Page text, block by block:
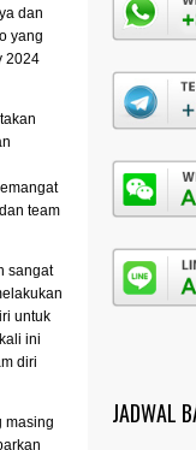
dan
yang
2024
team
sangat
untuk
ini
diri
masing
JADWAL